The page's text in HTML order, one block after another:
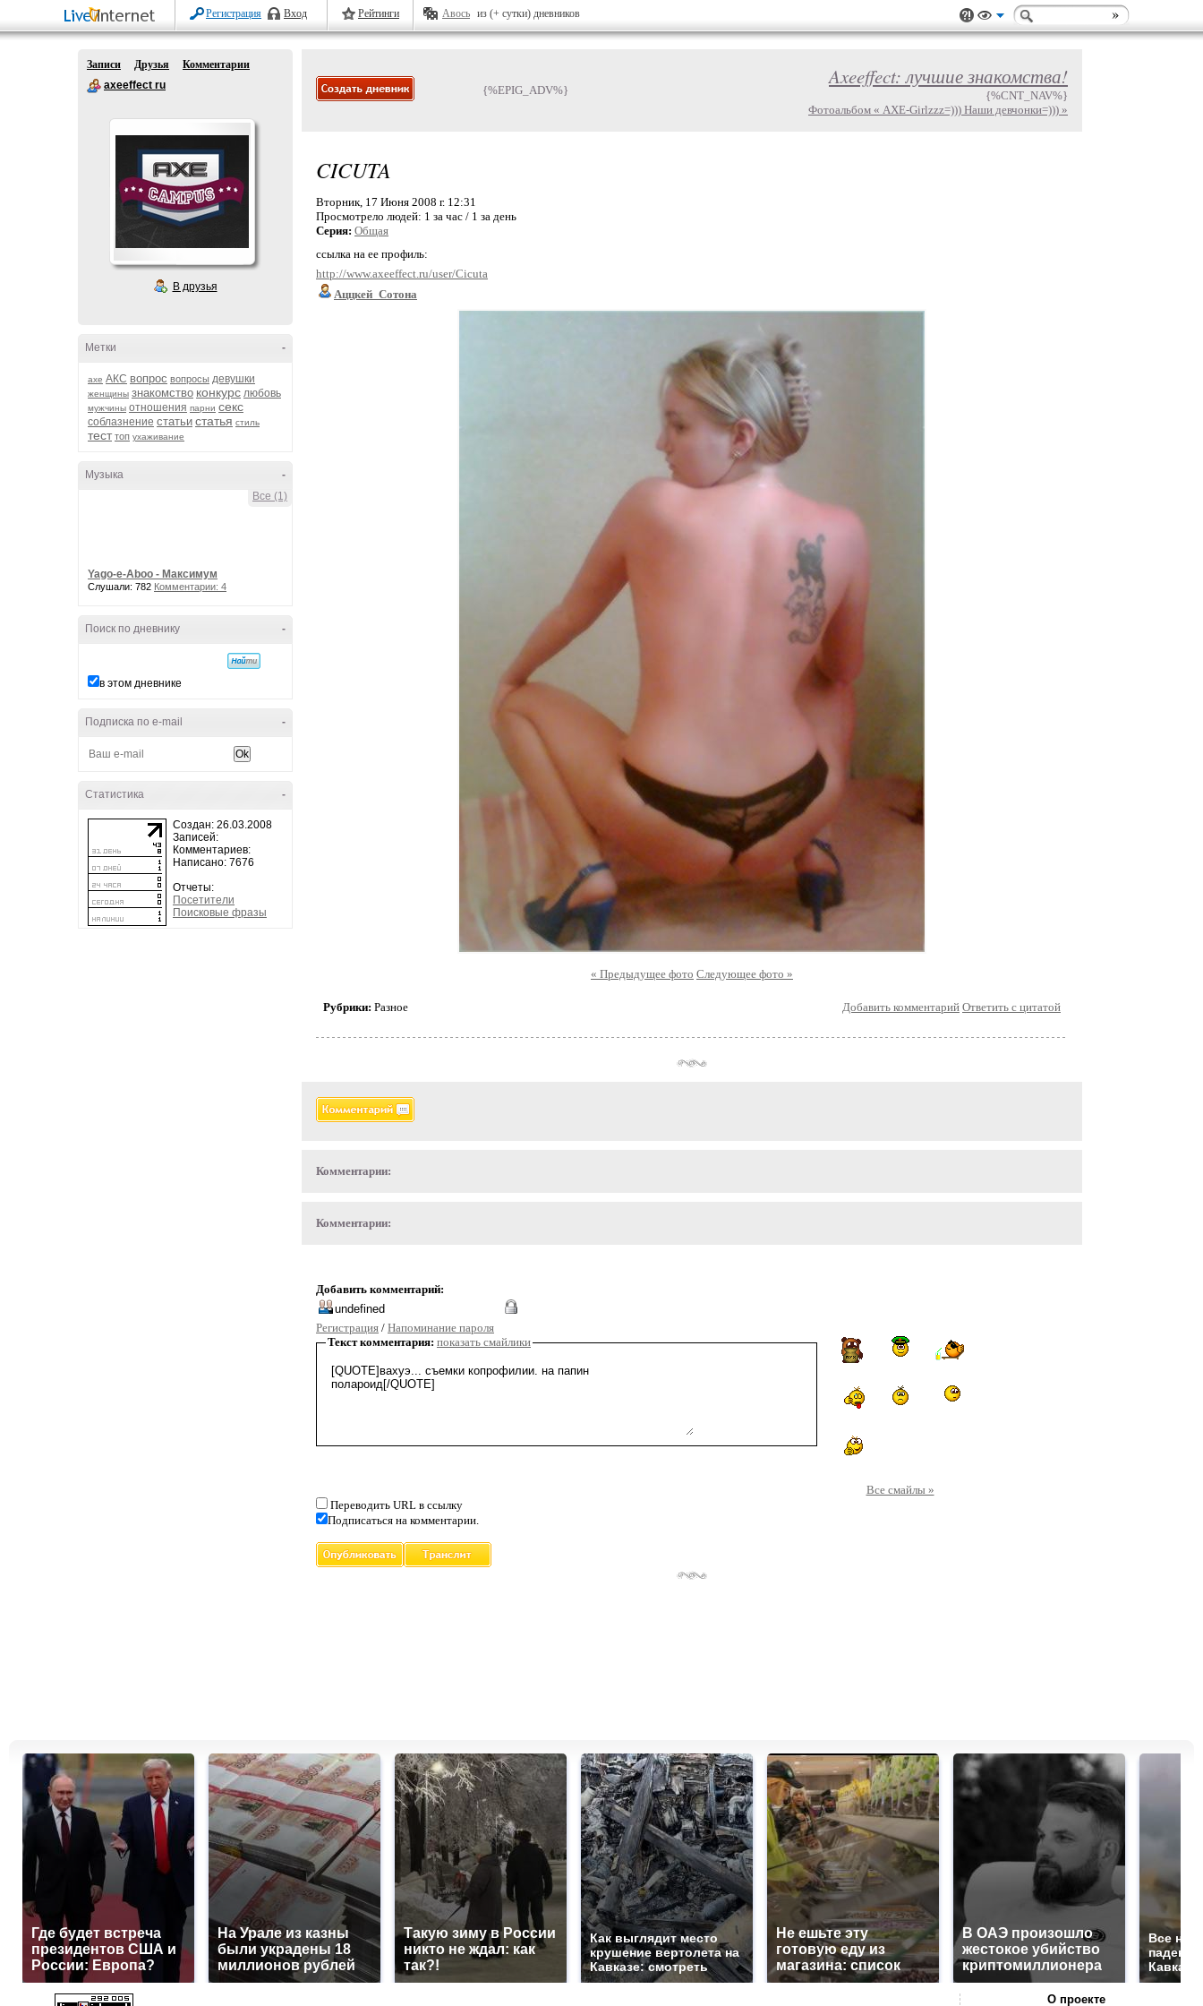
Регистрация Вход Рейтинги Авось из (+ сутки) дневников
Записи Друзья
Комментарии
axeeffect ru
В друзья
-
Метки
axe АКС вопрос вопросы девушки
женщины знакомство конкурс любовь
мужчины отношения парни секс
соблазнение статьи статья стиль
тест топ ухаживание
-
Музыка
Все (1)
Yago-e-Aboo - Максимум
Слушали: 782 Комментарии: 4
-
Поиск по дневнику
в этом дневнике
-
Подписка по e-mail
-
Статистика
Создан: 26.03.2008
Записей:
Комментариев:
Написано: 7676
Отчеты:
Посетители
Поисковые фразы
{%EPIG_ADV%}
Axeeffect: лучшие знакомства!
{%CNT_NAV%}
Фотоальбом « AXE-Girlzzz=))) Наши девчонки=))) »
CICUTA
Вторник, 17 Июня 2008 г. 12:31
Просмотрело людей: 1 за час / 1 за день
Серия: Общая
ссылка на ее профиль:
http://www.axeeffect.ru/user/Cicuta
Аццкей_Сотона
« Предыдущее фото Следующее фото »
Рубрики: Разное Добавить комментарий Ответить с цитатой
Комментарии:
Комментарии:
Добавить комментарий:
Регистрация / Напоминание пароля
Текст комментария: показать смайлики
Все смайлы »
Переводить URL в ссылку
Подписаться на комментарии.
Где будет встреча
президентов США и
России: Европа?
На Урале из казны
были украдены 18
миллионов рублей
Такую зиму в России
никто не ждал: как
так?!
Как выглядит место
крушение вертолета на
Кавказе: смотреть
Не ешьте эту
готовую еду из
магазина: список
В ОАЭ произошло
жестокое убийство
криптомиллионера
Все
О проекте